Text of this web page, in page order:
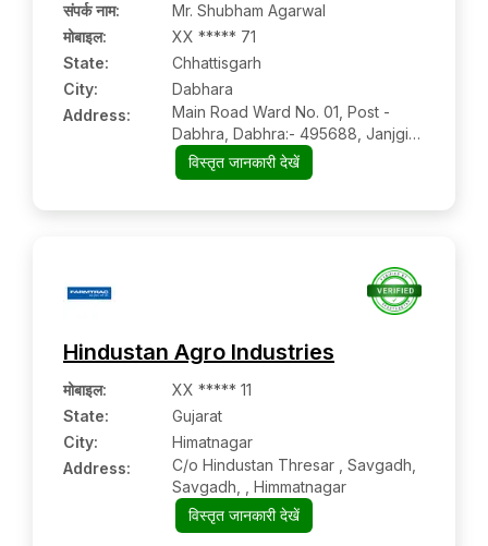
संपर्क नाम:
Mr. Shubham Agarwal
मोबाइल:
XX ***** 71
State:
Chhattisgarh
City:
Dabhara
Address:
Main Road Ward No. 01, Post -
Dabhra, Dabhra:- 495688, Janjgir
Champa, Chhattisgarh
विस्तृत जानकारी देखें
Hindustan Agro Industries
मोबाइल:
XX ***** 11
State:
Gujarat
City:
Himatnagar
Address:
C/o Hindustan Thresar , Savgadh,
Savgadh, , Himmatnagar
विस्तृत जानकारी देखें